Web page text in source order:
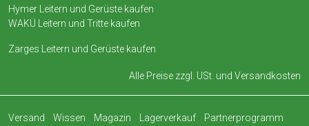
Hymer Leitern und Gerüste kaufen
WAKÜ Leitern und Tritte kaufen
Zarges Leitern und Gerüste kaufen
Alle Preise zzgl. USt. und Versandkosten
Versand Wissen Magazin Lagerverkauf
Partnerprogramm